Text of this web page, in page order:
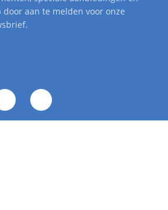
door aan te melden voor onze